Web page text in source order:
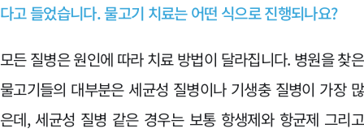
다고 들었습니다. 물고기 치료는 어떤 식으로 진행되나요?
모든 질병은 원인에 따라 치료 방법이 달라집니다. 병원을 찾은
물고기들의 대부분은 세균성 질병이나 기생충 질병이 가장 많
은데, 세균성 질병 같은 경우는 보통 항생제와 항균제 그리고